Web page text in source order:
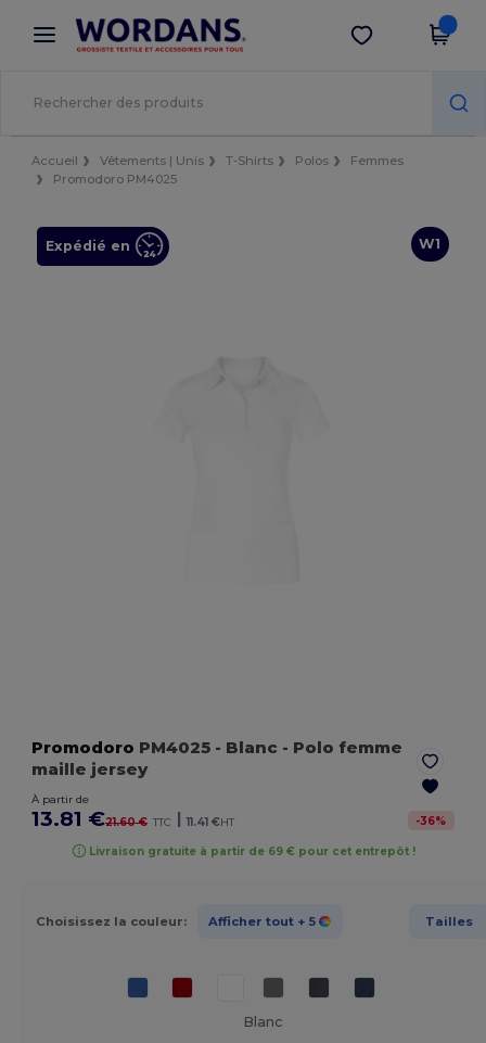
× Appli Wordans
Meilleurs prix sur l’app !
Obtenir l'appli
Accueil Vêtements | Unis T-Shirts Polos
Femmes
Promodoro PM4025
W1
Expédié en
Promodoro PM4025 - Blanc - Polo femme
maille jersey
À partir de
13.81 €21.60 € TTC | 11.41 €HT -36%
Livraison gratuite à partir de 69 € pour cet entrepôt !
Choisissez la couleur: Afficher tout + 5 Tailles
Blanc